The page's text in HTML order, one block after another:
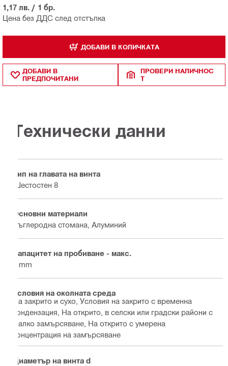
Цена без ДДС след отстъпка
1,17 лв. / 1 бр.
ДОБАВИ В КОЛИЧКАТА
ДОБАВИ В
ПРЕДПОЧИТАНИ
ПРОВЕРИ НАЛИЧНОС
Т
Технически данни
Тип на главата на винта
Шестостен 8
Основни материали
Въглеродна стомана, Алуминий
Капацитет на пробиване - макс.
2 mm
Условия на околната среда
На закрито и сухо, Условия на закрито с временна
кондензация, На открито, в селски или градски райони с
малко замърсяване, На открито с умерена
концентрация на замърсяване
Диаметър на винта d